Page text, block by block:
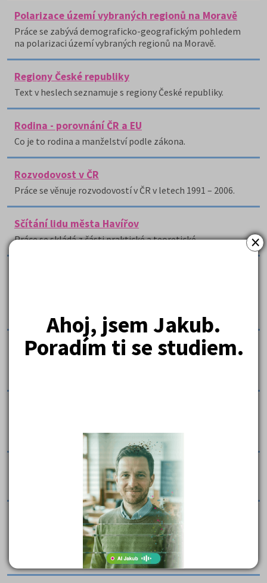
×
Ahoj, jsem Jakub.
Poradím ti se studiem.
Polarizace území vybraných regionů na Moravě
Práce se zabývá demograficko-geografickým pohledem
na polarizaci území vybraných regionů na Moravě.
Regiony České republiky
Text v heslech seznamuje s regiony České republiky.
Rodina - porovnání ČR a EU
Co je to rodina a manželství podle zákona.
Rozvodovost v ČR
Práce se věnuje rozvodovostí v ČR v letech 1991 – 2006.
Sčítání lidu města Havířov
Práce se skládá z části praktické a teoretické.
stupeň pokrevnosti, pohlaví novomanželů.
Sňatky a rozvody v Jihomoravském kraji a v ČR
Stárnutí obyvatelstva ČR
Text se zabývá stárnutím obyvatelstva ČR.
Struktura obyvatelstva Japonska a Indie podle
Práce pojednává o struktuře obyvatelstva Japonska a
Indie podle pohlaví a věku v roce 2000.